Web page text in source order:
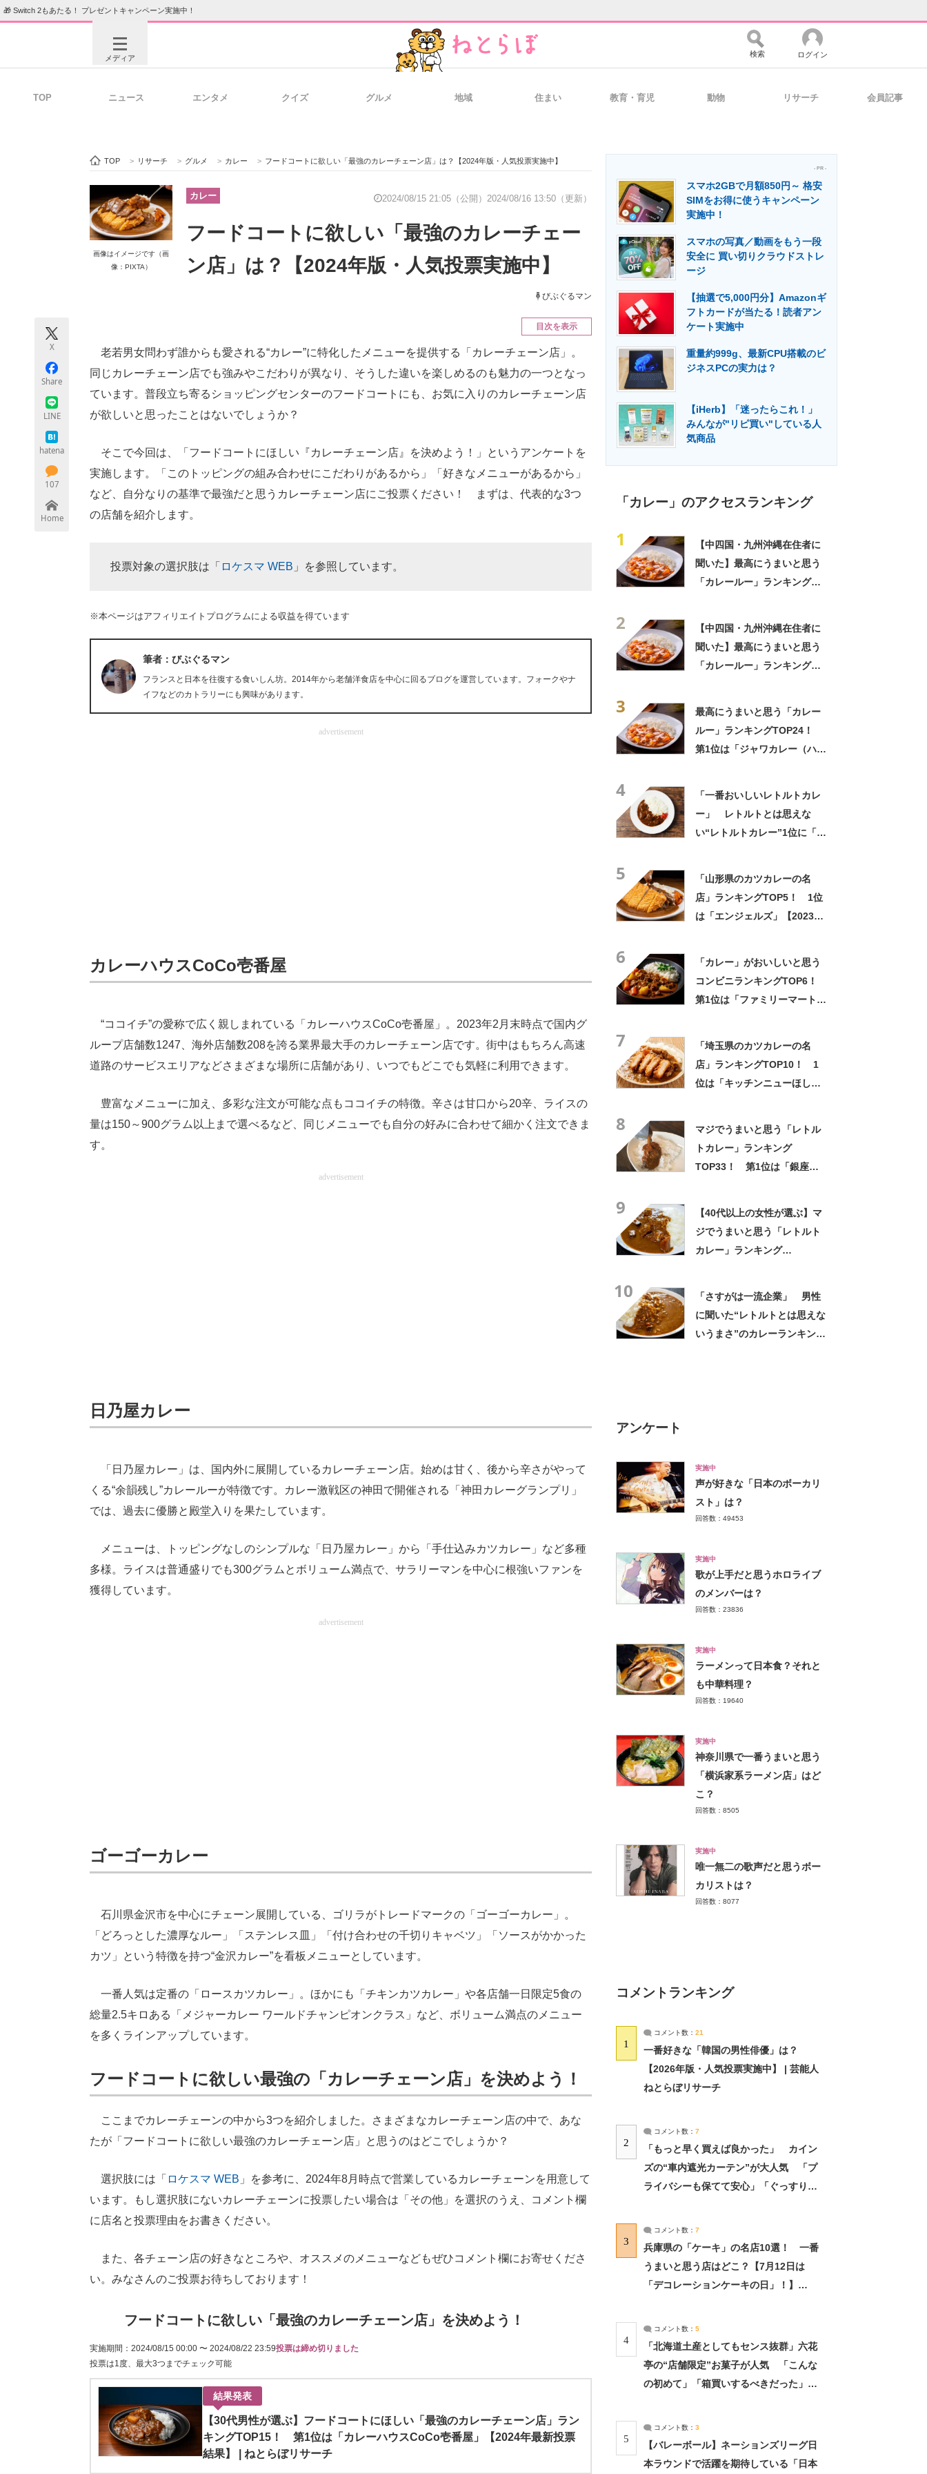
🎁 Switch 2もあたる！ プレゼントキャンペーン実施中！
メディア
ビジネスと働き方のヒント 経営リーダーのコミュニティ マーケ×ITの今がよく分かる
ITエンジニア向け専門サイト 企業向けIT製品の総合サイト IT製品の技術・比較・事例 製造業のIT導入・活用を支援
エネルギーの専門メディア 建設×テクノロジーの最前線
検索 ログイン
TOP ニュース エンタメ クイズ グルメ 地域 住まい 教育・育児 動物 リサーチ 会員記事
TOP > リサーチ > グルメ > カレー > フードコートに欲しい「最強のカレーチェーン店」は？【2024年版・人気投票実施中】
画像はイメージです（画
像：PIXTA）
カレー 2024/08/15 21:05（公開） 2024/08/16 13:50（更新）
フードコートに欲しい「最強のカレーチェー
ン店」は？【2024年版・人気投票実施中】
びぶぐるマン
X
Share
LINE
hatena
107
Home
目次を表示
老若男女問わず誰からも愛される“カレー”に特化したメニューを提供する「カレーチェーン店」。
同じカレーチェーン店でも強みやこだわりが異なり、そうした違いを楽しめるのも魅力の一つとなっ
ています。普段立ち寄るショッピングセンターのフードコートにも、お気に入りのカレーチェーン店
が欲しいと思ったことはないでしょうか？
そこで今回は、「フードコートにほしい『カレーチェーン店』を決めよう！」というアンケートを
実施します。「このトッピングの組み合わせにこだわりがあるから」「好きなメニューがあるから」
など、自分なりの基準で最強だと思うカレーチェーン店にご投票ください！ まずは、代表的な3つ
の店舗を紹介します。
投票対象の選択肢は「 ロケスマ WEB 」を参照しています。
※本ページはアフィリエイトプログラムによる収益を得ています
筆者：びぶぐるマン
フランスと日本を往復する食いしん坊。2014年から老舗洋食店を中心に回るブログを運営しています。フォークやナ
イフなどのカトラリーにも興味があります。
advertisement
カレーハウスCoCo壱番屋
“ココイチ”の愛称で広く親しまれている「カレーハウスCoCo壱番屋」。2023年2月末時点で国内グ
ループ店舗数1247、海外店舗数208を誇る業界最大手のカレーチェーン店です。街中はもちろん高速
道路のサービスエリアなどさまざまな場所に店舗があり、いつでもどこでも気軽に利用できます。
豊富なメニューに加え、多彩な注文が可能な点もココイチの特徴。辛さは甘口から20辛、ライスの
量は150～900グラム以上まで選べるなど、同じメニューでも自分の好みに合わせて細かく注文できま
す。
advertisement
日乃屋カレー
「日乃屋カレー」は、国内外に展開しているカレーチェーン店。始めは甘く、後から辛さがやって
くる“余韻残し”カレールーが特徴です。カレー激戦区の神田で開催される「神田カレーグランプリ」
では、過去に優勝と殿堂入りを果たしています。
メニューは、トッピングなしのシンプルな「日乃屋カレー」から「手仕込みカツカレー」など多種
多様。ライスは普通盛りでも300グラムとボリューム満点で、サラリーマンを中心に根強いファンを
獲得しています。
advertisement
ゴーゴーカレー
石川県金沢市を中心にチェーン展開している、ゴリラがトレードマークの「ゴーゴーカレー」。
「どろっとした濃厚なルー」「ステンレス皿」「付け合わせの千切りキャベツ」「ソースがかかった
カツ」という特徴を持つ“金沢カレー”を看板メニューとしています。
一番人気は定番の「ロースカツカレー」。ほかにも「チキンカツカレー」や各店舗一日限定5食の
総量2.5キロある「メジャーカレー ワールドチャンピオンクラス」など、ボリューム満点のメニュー
を多くラインアップしています。
フードコートに欲しい最強の「カレーチェーン店」を決めよう！
ここまでカレーチェーンの中から3つを紹介しました。さまざまなカレーチェーン店の中で、あな
たが「フードコートに欲しい最強のカレーチェーン店」と思うのはどこでしょうか？
選択肢には「 ロケスマ WEB 」を参考に、2024年8月時点で営業しているカレーチェーンを用意して
います。もし選択肢にないカレーチェーンに投票したい場合は「その他」を選択のうえ、コメント欄
に店名と投票理由をお書きください。
また、各チェーン店の好きなところや、オススメのメニューなどもぜひコメント欄にお寄せくださ
い。みなさんのご投票お待ちしております！
フードコートに欲しい「最強のカレーチェーン店」を決めよう！
実施期間：2024/08/15 00:00 〜 2024/08/22 23:59
投票は1度、最大3つまでチェック可能
投票は締め切りました
結果発表
【30代男性が選ぶ】フードコートにほしい「最強のカレーチェーン店」ラン
キングTOP15！ 第1位は「カレーハウスCoCo壱番屋」【2024年最新投票
結果】 | ねとらぼリサーチ
- PR -
スマホ2GBで月額850円～ 格安
SIMをお得に使うキャンペーン
実施中！
スマホの写真／動画をもう一段
安全に 買い切りクラウドストレ
ージ
【抽選で5,000円分】Amazonギ
フトカードが当たる！読者アン
ケート実施中
重量約999g、最新CPU搭載のビ
ジネスPCの実力は？
【iHerb】「迷ったらこれ！」
みんなが"リピ買い"している人
気商品
「カレー」のアクセスランキング
1
【中四国・九州沖縄在住者に
聞いた】最高にうまいと思う
「カレールー」ランキング
2
【中四国・九州沖縄在住者に
聞いた】最高にうまいと思う
「カレールー」ランキング
3
最高にうまいと思う「カレー
ルー」ランキングTOP24！
第1位は「ジャワカレー（ハウ
4
「一番おいしいレトルトカレ
ー」 レトルトとは思えな
い“レトルトカレー”1位に「し
5
「山形県のカツカレーの名
店」ランキングTOP5！ 1位
は「エンジェルズ」【2023年
6
「カレー」がおいしいと思う
コンビニランキングTOP6！
第1位は「ファミリーマート」
7
「埼玉県のカツカレーの名
店」ランキングTOP10！ 1
位は「キッチンニューほし
8
マジでうまいと思う「レトル
トカレー」ランキング
TOP33！ 第1位は「銀座カ
9
【40代以上の女性が選ぶ】マ
ジでうまいと思う「レトルト
カレー」ランキング
10
「さすがは一流企業」 男性
に聞いた“レトルトとは思えな
いうまさ”のカレーランキン
アンケート
実施中
声が好きな「日本のボーカリ
スト」は？
回答数：49453
実施中
歌が上手だと思うホロライブ
のメンバーは？
回答数：23836
実施中
ラーメンって日本食？それと
も中華料理？
回答数：19640
実施中
神奈川県で一番うまいと思う
「横浜家系ラーメン店」はど
こ？
回答数：8505
実施中
唯一無二の歌声だと思うボー
カリストは？
回答数：8077
コメントランキング
1
コメント数： 21
一番好きな「韓国の男性俳優」は？
【2026年版・人気投票実施中】 | 芸能人
ねとらぼリサーチ
2
コメント数： 7
「もっと早く買えば良かった」 カイン
ズの“車内遮光カーテン”が大人気 「プ
ライバシーも保てて安心」「ぐっすり眠
3
コメント数： 7
兵庫県の「ケーキ」の名店10選！ 一番
うまいと思う店はどこ？【7月12日は
「デコレーションケーキの日」！】
4
コメント数： 5
「北海道土産としてもセンス抜群」六花
亭の“店舗限定”お菓子が人気 「こんな
の初めて」「箱買いするべきだった」
5
コメント数： 3
【バレーボール】ネーションズリーグ日
本ラウンドで活躍を期待している「日本